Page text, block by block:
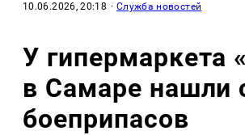
10.06.2026, 20:18 · Служба новостей
У гипермаркета
в Самаре нашли
боеприпасов